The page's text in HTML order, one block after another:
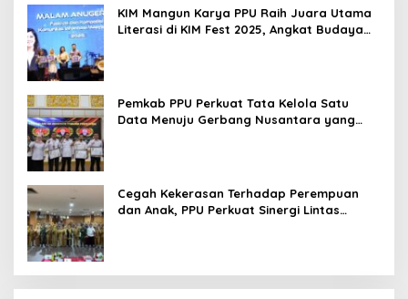
KIM Mangun Karya PPU Raih Juara Utama
Literasi di KIM Fest 2025, Angkat Budaya
Pemkab PPU Perkuat Tata Kelola Satu
Data Menuju Gerbang Nusantara yang
Cegah Kekerasan Terhadap Perempuan
dan Anak, PPU Perkuat Sinergi Lintas